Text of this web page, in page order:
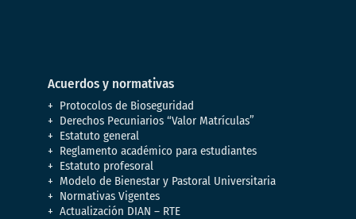
Acuerdos y normativas
Protocolos de Bioseguridad
Derechos Pecuniarios “Valor Matrículas”
Estatuto general
Reglamento académico para estudiantes
Estatuto profesoral
Modelo de Bienestar y Pastoral Universitaria
Normativas Vigentes
Actualización DIAN – RTE